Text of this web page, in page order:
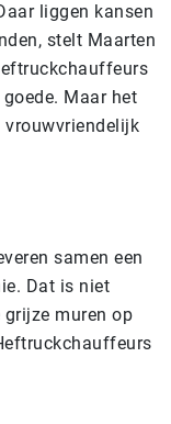
liggen kansen
stelt Maarten
Maar het
vrouwvriendelijk
samen een
Dat is niet
muren op